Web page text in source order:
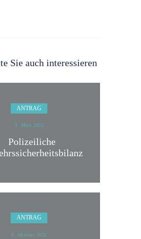
Sie auch interessieren
ANTRAG
3. März 2022
Polizeiliche
ANTRAG
8. Oktober 2021